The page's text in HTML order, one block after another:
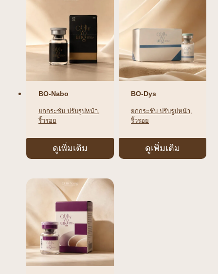
BO-Nabo
ยกกระชับ ปรับรูปหน้า
ริ้วรอย
ดูเพิ่มเติม
BO-Dys
ยกกระชับ ปรับรูปหน้า
ริ้วรอย
ดูเพิ่มเติม